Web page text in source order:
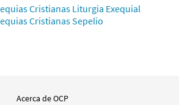
Cristianas Liturgia Exequial
Cristianas Sepelio
Acerca de OCP